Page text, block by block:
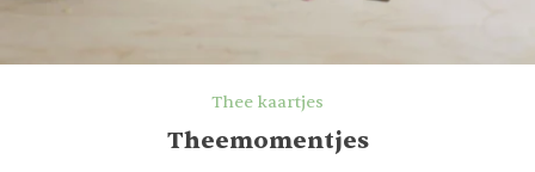
Thee kaartjes
Theemomentjes